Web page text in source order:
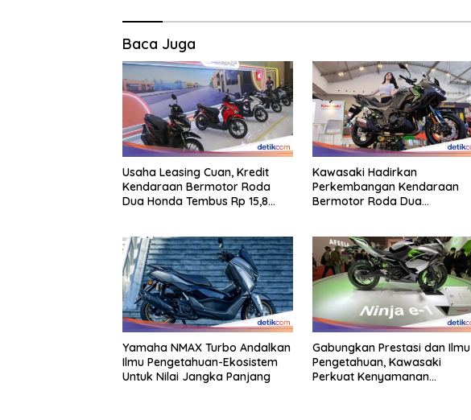
Baca Juga
Usaha Leasing Cuan, Kredit
Kendaraan Bermotor Roda
Dua Honda Tembus Rp 15,8
Kawasaki Hadirkan
Perkembangan Kendaraan
Bermotor Roda Dua
Yamaha NMAX Turbo Andalkan
Ilmu Pengetahuan-Ekosistem
Untuk Nilai Jangka Panjang
Gabungkan Prestasi dan Ilmu
Pengetahuan, Kawasaki
Perkuat Kenyamanan